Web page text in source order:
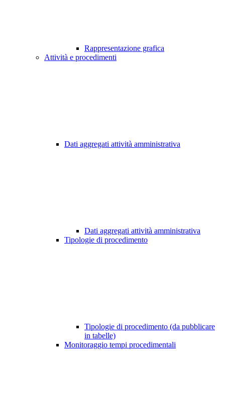
Rappresentazione grafica
Attività e procedimenti
Dati aggregati attività amministrativa
Dati aggregati attività amministrativa
Tipologie di procedimento
Tipologie di procedimento (da pubblicare
in tabelle)
Monitoraggio tempi procedimentali